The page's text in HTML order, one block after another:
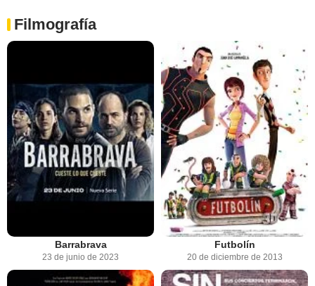
Filmografía
Barrabrava
23 de junio de 2023
Futbolín
20 de diciembre de 2013